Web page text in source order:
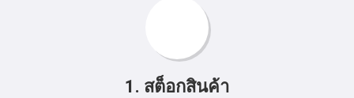
1. สต็อกสินค้า